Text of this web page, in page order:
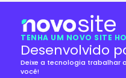
TENHA UM NOVO SITE
Desenvolvido
Deixe a tecnologia trabalhar
você!